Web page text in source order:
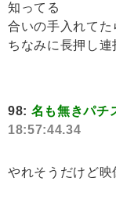
知ってる
合いの手入れてた
ちなみに長押し
98: 名も無きパチ
18:57:44.34
やれそうだけど映